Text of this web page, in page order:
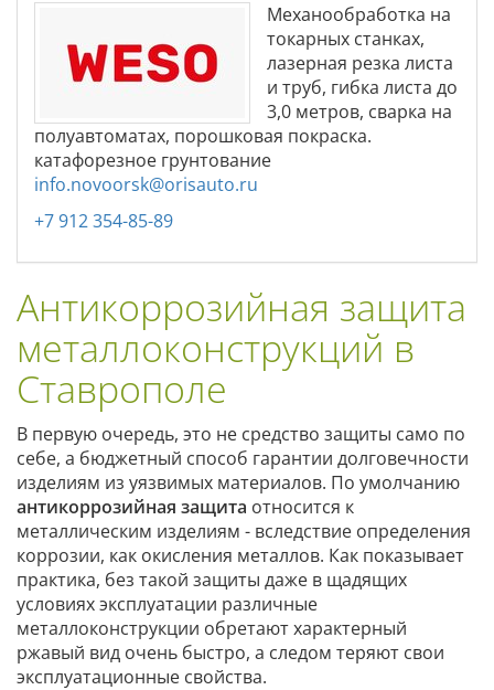
Механообработка на
токарных станках,
лазерная резка листа
и труб, гибка листа до
3,0 метров, сварка на
полуавтоматах, порошковая покраска.
катафорезное грунтование
info.novoorsk@orisauto.ru
+7 912 354-85-89
Антикоррозийная защита
металлоконструкций в
Ставрополе
В первую очередь, это не средство защиты само по
себе, а бюджетный способ гарантии долговечности
изделиям из уязвимых материалов. По умолчанию
антикоррозийная защита относится к
металлическим изделиям - вследствие определения
коррозии, как окисления металлов. Как показывает
практика, без такой защиты даже в щадящих
условиях эксплуатации различные
металлоконструкции обретают характерный
ржавый вид очень быстро, а следом теряют свои
эксплуатационные свойства.